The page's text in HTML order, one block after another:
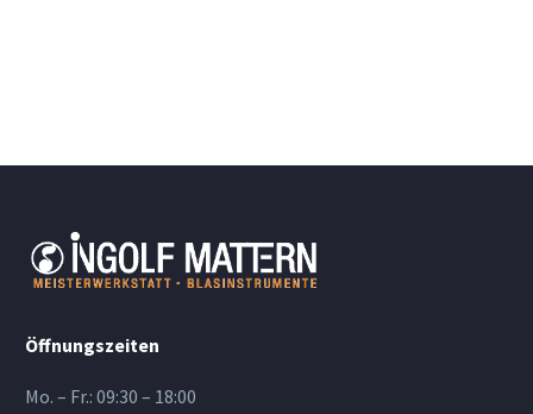
Öffnungszeiten
Mo. – Fr.: 09:30 – 18:00